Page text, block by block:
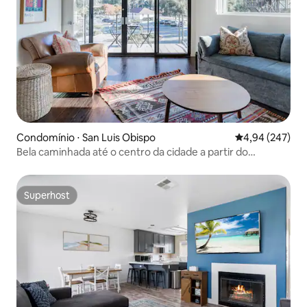
Condomínio ⋅ San Luis Obispo 4,94 de uma
4,94 (247)
Bela caminhada até o centro da cidade a partir do
Superhost
Superhost